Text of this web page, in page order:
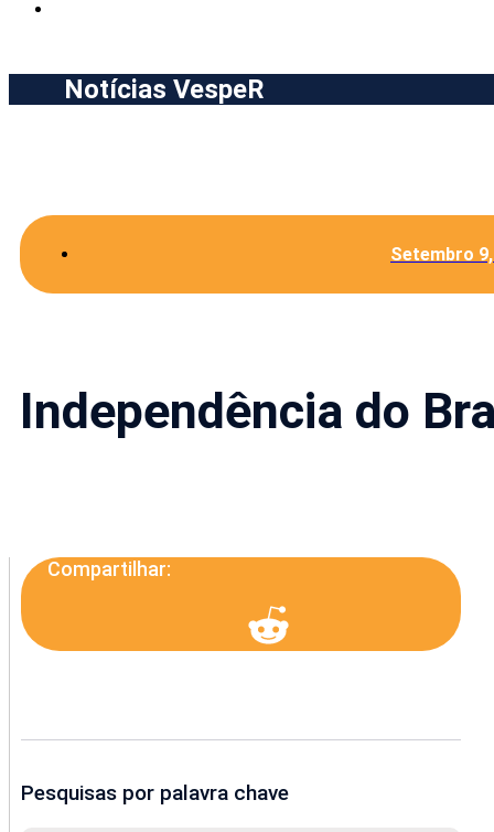
Notícias VespeR
Setembro
Independência do
Compartilhar:
Pesquisas por palavra chave